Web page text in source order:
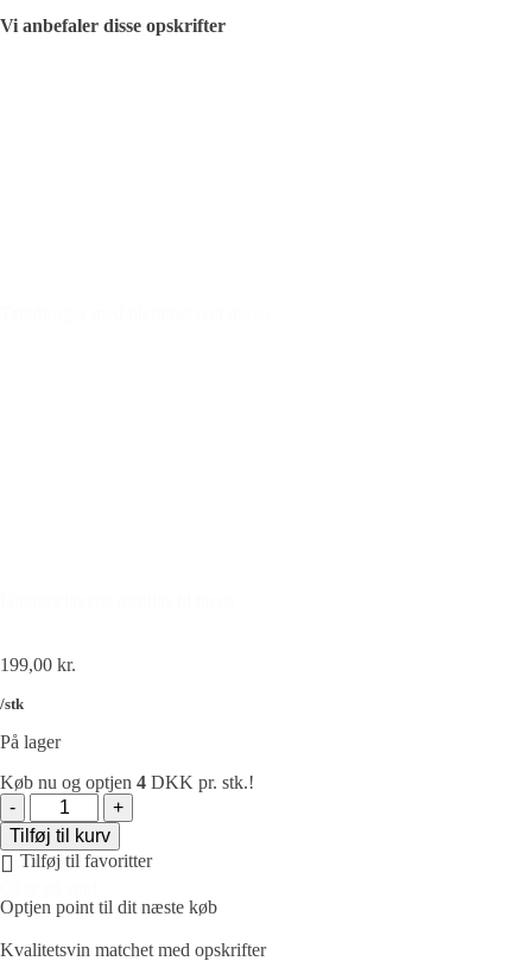
Vi anbefaler disse opskrifter
199,00 kr.
/stk
På lager
Køb nu og optjen 4 DKK pr. stk.!
Cuvée,
2022,
Aseginolaza
&
Navarra,
antal
Tilføj til kurv
Tilføj til favoritter
Optjen point til dit næste køb
Kvalitetsvin matchet med opskrifter